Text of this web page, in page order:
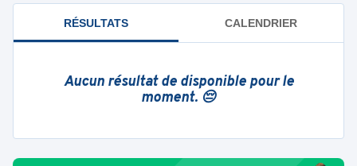
RÉSULTATS CALENDRIER
Aucun résultat de disponible pour le
moment. 😔